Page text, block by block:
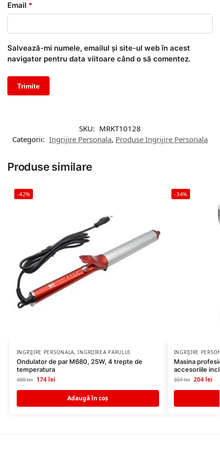
Email *
Salvează-mi numele, emailul și site-ul web în acest
navigator pentru data viitoare când o să comentez.
SKU: MRKT10128
Categorii: Ingrijire Personala, Produse Ingrijire Personala
Produse similare
-42%
INGRIJIRE PERSONALA,INGRIJIREA PARULUI
Ondulator de par M680, 25W, 4 trepte de
temperatura
300lei 174 lei
Adaugă în coș
-34%
INGRIJIRE
Masina
accesoriile
307lei 204 lei